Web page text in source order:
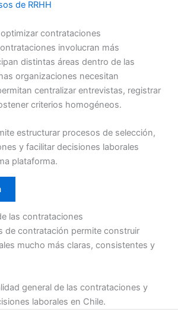
de RRHH
contrataciones
involucran más
distintas áreas dentro de las
organizaciones necesitan
centralizar entrevistas, registrar
criterios homogéneos.
estructurar procesos de selección,
y facilitar decisiones laborales
plataforma.
las contrataciones
de contratación permite construir
mucho más claras, consistentes y
general de las contrataciones y
laborales en Chile.